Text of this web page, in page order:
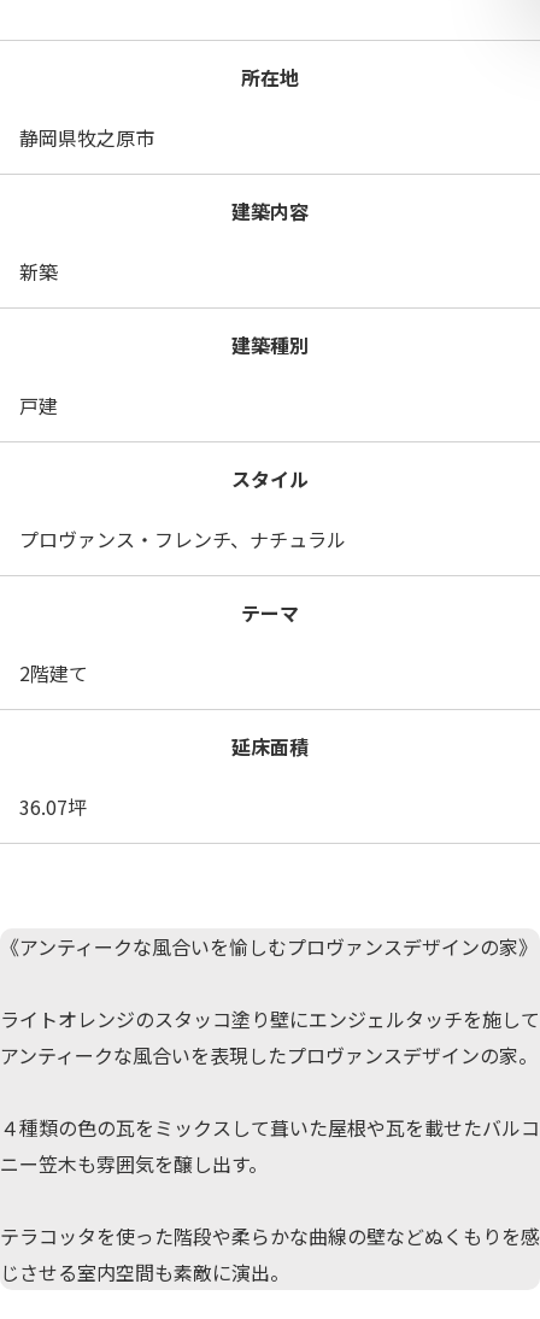
所在地
静岡県牧之原市
建築内容
新築
建築種別
戸建
スタイル
プロヴァンス・フレンチ、ナチュラル
テーマ
2階建て
延床面積
36.07坪
《アンティークな風合いを愉しむプロヴァンスデザインの家》
ライトオレンジのスタッコ塗り壁にエンジェルタッチを施して
アンティークな風合いを表現したプロヴァンスデザインの家。
４種類の色の瓦をミックスして葺いた屋根や瓦を載せたバルコ
ニー笠木も雰囲気を醸し出す。
​テラコッタを使った階段や柔らかな曲線の壁などぬくもりを感
じさせる室内空間も素敵に演出。